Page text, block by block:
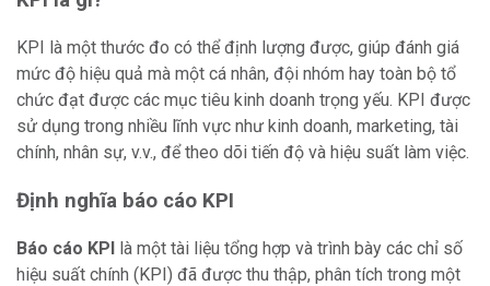
KPI là một thước đo có thể định lượng được, giúp đánh giá
mức độ hiệu quả mà một cá nhân, đội nhóm hay toàn bộ tổ
chức đạt được các mục tiêu kinh doanh trọng yếu. KPI được
sử dụng trong nhiều lĩnh vực như kinh doanh, marketing, tài
chính, nhân sự, v.v., để theo dõi tiến độ và hiệu suất làm việc.
Định nghĩa báo cáo KPI
Báo cáo KPI là một tài liệu tổng hợp và trình bày các chỉ số
hiệu suất chính (KPI) đã được thu thập, phân tích trong một